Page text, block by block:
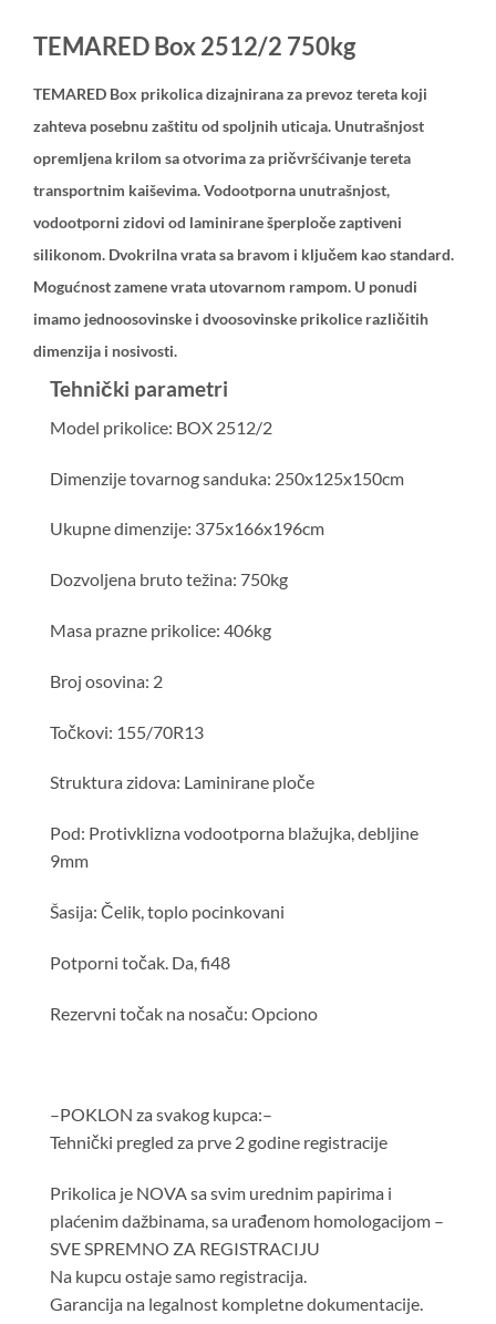
TEMARED Box 2512/2 750kg
TEMARED Box prikolica dizajnirana za prevoz tereta koji
zahteva posebnu zaštitu od spoljnih uticaja. Unutrašnjost
opremljena krilom sa otvorima za pričvršćivanje tereta
transportnim kaiševima. Vodootporna unutrašnjost,
vodootporni zidovi od laminirane šperploče zaptiveni
silikonom. Dvokrilna vrata sa bravom i ključem kao standard.
Mogućnost zamene vrata utovarnom rampom. U ponudi
imamo jednoosovinske i dvoosovinske prikolice različitih
dimenzija i nosivosti.
Tehnički parametri
Model prikolice: BOX 2512/2
Dimenzije tovarnog sanduka: 250x125x150cm
Ukupne dimenzije: 375x166x196cm
Dozvoljena bruto težina: 750kg
Masa prazne prikolice: 406kg
Broj osovina: 2
Točkovi: 155/70R13
Struktura zidova: Laminirane ploče
Pod: Protivklizna vodootporna blažujka, debljine
9mm
Šasija: Čelik, toplo pocinkovani
Potporni točak. Da, fi48
Rezervni točak na nosaču: Opciono
–POKLON za svakog kupca:–
Tehnički pregled za prve 2 godine registracije
Prikolica je NOVA sa svim urednim papirima i
plaćenim dažbinama, sa urađenom homologacijom –
SVE SPREMNO ZA REGISTRACIJU
Na kupcu ostaje samo registracija.
Garancija na legalnost kompletne dokumentacije.